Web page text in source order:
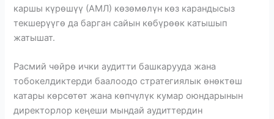
каршы күрөшүү (АМЛ) көзөмөлүн көз карандысыз
текшерүүгө да барган сайын көбүрөөк катышып
жатышат.
Расмий чөйрө ички аудитти башкарууда жана
тобокелдиктерди баалоодо стратегиялык өнөктөш
катары көрсөтөт жана көпчүлүк кумар оюндарынын
директорлор кеңеши мындай аудиттердин